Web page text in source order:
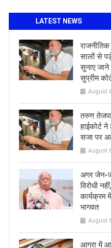
LATEST NEWS
सालों से
सुनाए
सुप्रीम
August
तरुण
हाईकोर्ट
सजा पर
August
अगर जेन-
विरोधी
कार्यक्रम
भागवत
August
आगरा में